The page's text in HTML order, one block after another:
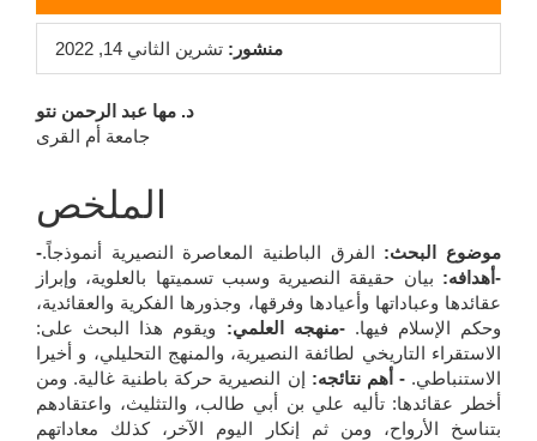
منشور: تشرين الثاني 14, 2022
محتوى
المقالة
الرئيسي
د. مها عبد الرحمن نتو
جامعة أم القرى
الملخص
-موضوع البحث: الفرق الباطنية المعاصرة النصيرية أنموذجاً.
-أهدافه: بيان حقيقة النصيرية وسبب تسميتها بالعلوية، وإبراز
عقائدها وعباداتها وأعيادها وفرقها، وجذورها الفكرية والعقائدية،
وحكم الإسلام فيها.-منهجه العلمي: ويقوم هذا البحث على:
الاستقراء التاريخي لطائفة النصيرية، والمنهج التحليلي، و أخيرا
الاستنباطي.- أهم نتائجه: إن النصيرية حركة باطنية غالية. ومن
أخطر عقائدها: تأليه علي بن أبي طالب، والتثليث، واعتقادهم
بتناسخ الأرواح، ومن ثم إنكار اليوم الآخر، كذلك معاداتهم